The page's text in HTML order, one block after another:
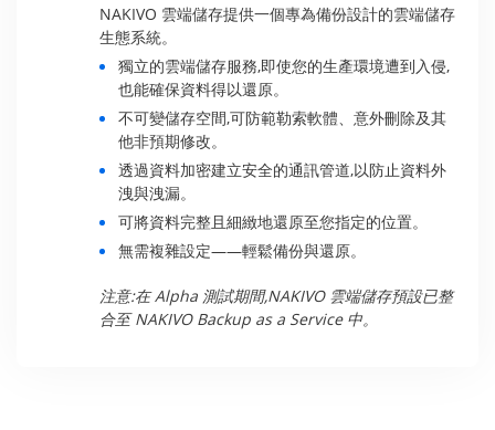
NAKIVO 雲端儲存提供一個專為備份設計的雲端儲存
生態系統。
獨立的雲端儲存服務,即使您的生產環境遭到入侵,
也能確保資料得以還原。
不可變儲存空間,可防範勒索軟體、意外刪除及其
他非預期修改。
透過資料加密建立安全的通訊管道,以防止資料外
洩與洩漏。
可將資料完整且細緻地還原至您指定的位置。
無需複雜設定——輕鬆備份與還原。
注意:在 Alpha 測試期間,NAKIVO 雲端儲存預設已整
合至 NAKIVO Backup as a Service 中。